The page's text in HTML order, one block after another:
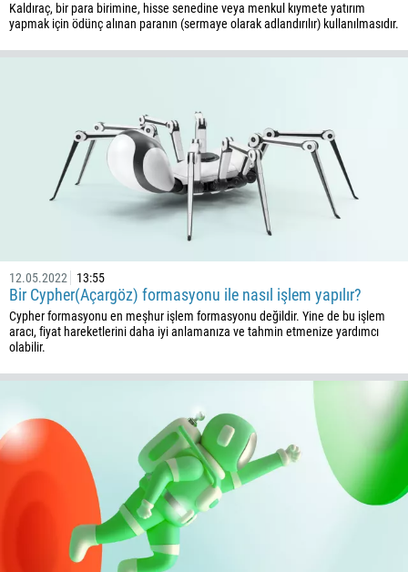
Kaldıraç, bir para birimine, hisse senedine veya menkul kıymete yatırım
yapmak için ödünç alınan paranın (sermaye olarak adlandırılır) kullanılmasıdır.
12.05.2022 13:55
Bir Cypher(Açargöz) formasyonu ile nasıl işlem yapılır?
Cypher formasyonu en meşhur işlem formasyonu değildir. Yine de bu işlem
aracı, fiyat hareketlerini daha iyi anlamanıza ve tahmin etmenize yardımcı
olabilir.